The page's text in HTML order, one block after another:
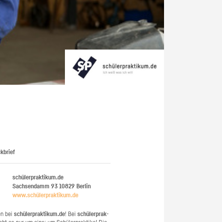
schülerpraktikum.de
Sachsendamm 93 10829 Berlin
www.​schüler​prak​tiku​m.​de
beischü­ler­prak­ti­kum.de! Beischü­ler­prak­